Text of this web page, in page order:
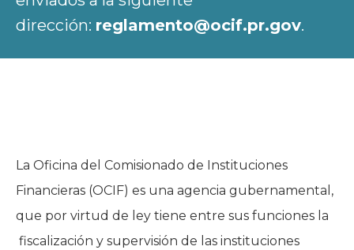
dirección: reglamento@ocif.pr.gov.
La Oficina del Comisionado de Instituciones
Financieras (OCIF) es una agencia gubernamental,
que por virtud de ley tiene entre sus funciones la
fiscalización y supervisión de las instituciones